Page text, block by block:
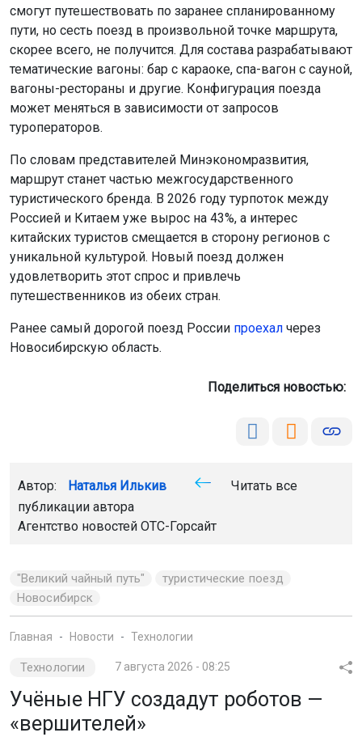
смогут путешествовать по заранее спланированному
пути, но сесть поезд в произвольной точке маршрута,
скорее всего, не получится. Для состава разрабатывают
тематические вагоны: бар с караоке, спа-вагон с сауной,
вагоны-рестораны и другие. Конфигурация поезда
может меняться в зависимости от запросов
туроператоров.
По словам представителей Минэкономразвития,
маршрут станет частью межгосударственного
туристического бренда. В 2026 году турпоток между
Россией и Китаем уже вырос на 43%, а интерес
китайских туристов смещается в сторону регионов с
уникальной культурой. Новый поезд должен
удовлетворить этот спрос и привлечь
путешественников из обеих стран.
Ранее самый дорогой поезд России проехал через
Новосибирскую область.
Поделиться новостью:
Автор: Наталья Илькив
Читать все
публикации автора
Агентство новостей ОТС-Горсайт
"Великий чайный путь"
туристические поезд
Новосибирск
Главная Новости Технологии
Технологии 7 августа 2026 - 08:25
Учёные НГУ создадут роботов —
«вершителей»